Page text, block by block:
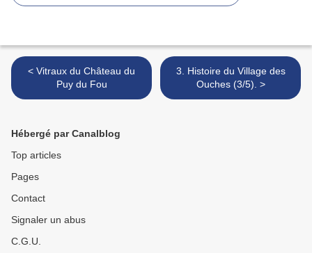
< Vitraux du Château du
Puy du Fou
3. Histoire du Village des
Ouches (3/5). >
Hébergé par Canalblog
Top articles
Pages
Contact
Signaler un abus
C.G.U.